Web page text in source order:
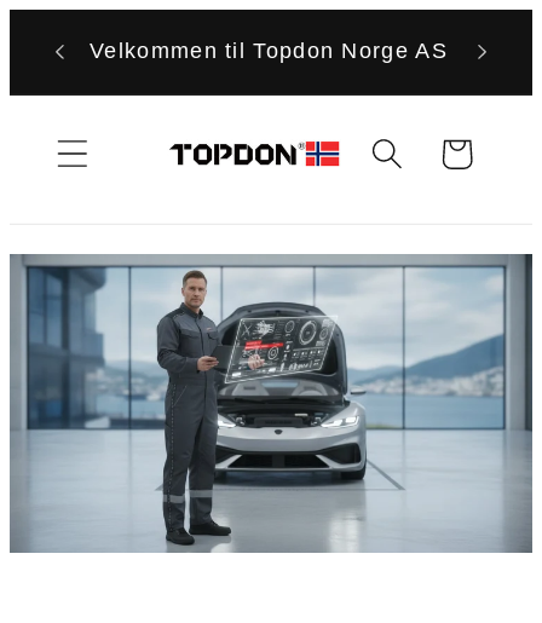
videre til
Velkommen til Topdon Norge AS
Handlekurv